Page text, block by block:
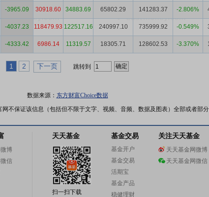
-3965.09 30918.60 34883.69 65802.29 141283.37 -2.806%
-4037.23 118479.93 122517.16 240997.10 735999.92 -0.549%
-4333.42 6986.14 11319.57 18305.71 128602.53 -3.370%
1 2 下一页 跳转到
数据来源： 东方财富Choice数据
不保证该信息（包括但不限于文字、视频、音频、数据及图表）全部或者部